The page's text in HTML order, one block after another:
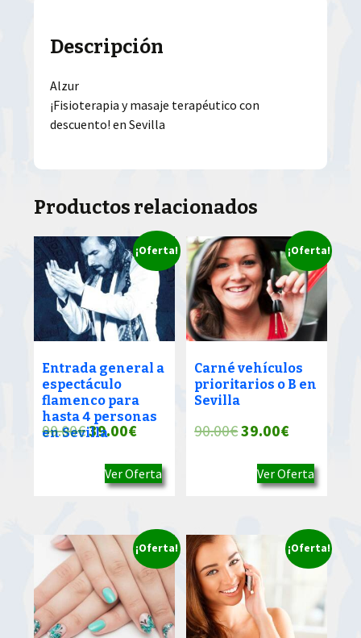
Descripción
Alzur
¡Fisioterapia y masaje terapéutico con
descuento! en Sevilla
Productos relacionados
¡Oferta!
Entrada general a
espectáculo
flamenco para
hasta 4 personas
en Sevilla
90.00€El
original
39.00€El
actual
39.00€.
Ver Oferta
¡Oferta!
Carné vehículos
prioritarios o B en
Sevilla
90.00€El
original
39.00€El
actual
39.00€.
Ver Oferta
¡Oferta! ¡Oferta!